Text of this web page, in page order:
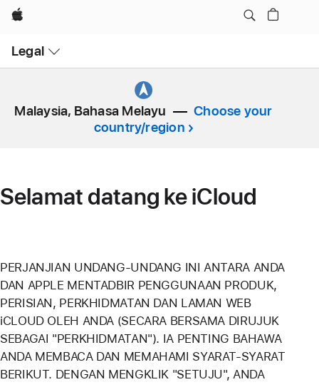
Apple
Legal
Menu
Malaysia, Bahasa Melayu
Choose your
country/region
Selamat datang ke iCloud
PERJANJIAN UNDANG-UNDANG INI ANTARA ANDA
DAN APPLE MENTADBIR PENGGUNAAN PRODUK,
PERISIAN, PERKHIDMATAN DAN LAMAN WEB
iCLOUD OLEH ANDA (SECARA BERSAMA DIRUJUK
SEBAGAI "PERKHIDMATAN"). IA PENTING BAHAWA
ANDA MEMBACA DAN MEMAHAMI SYARAT-SYARAT
BERIKUT. DENGAN MENGKLIK "SETUJU", ANDA